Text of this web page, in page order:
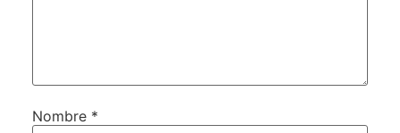
Nombre *